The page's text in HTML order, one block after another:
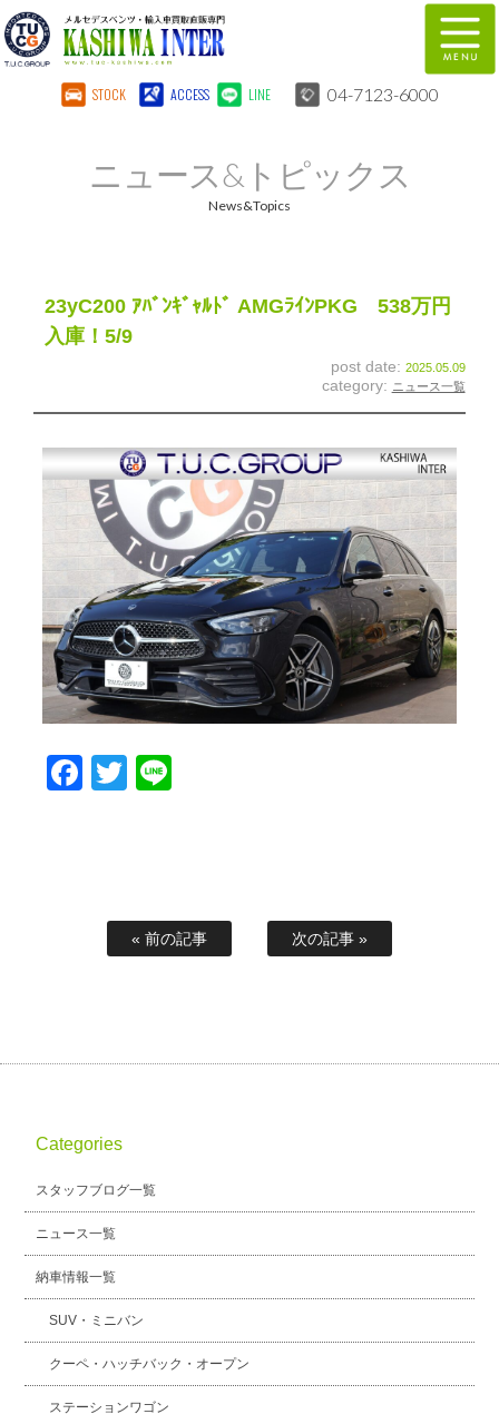
STOCK ACCESS LINE 04-7123-6000
全国納車
注文販売
スタッフ紹介
会社概要 個人情報保護方針
スタッフブログ 納車情報
ホーム T.U.C.GROUP
ニュース&トピックス
News&Topics
23yC200 ｱﾊﾞﾝｷﾞｬﾙﾄﾞ AMGﾗｲﾝPKG 538万円
入庫！5/9
post date: 2025.05.09
category: ニュース一覧
Facebook
Twitter
« 前の記事 次の記事 »
Categories
スタッフブログ一覧
ニュース一覧
納車情報一覧
SUV・ミニバン
クーペ・ハッチバック・オープン
ステーションワゴン